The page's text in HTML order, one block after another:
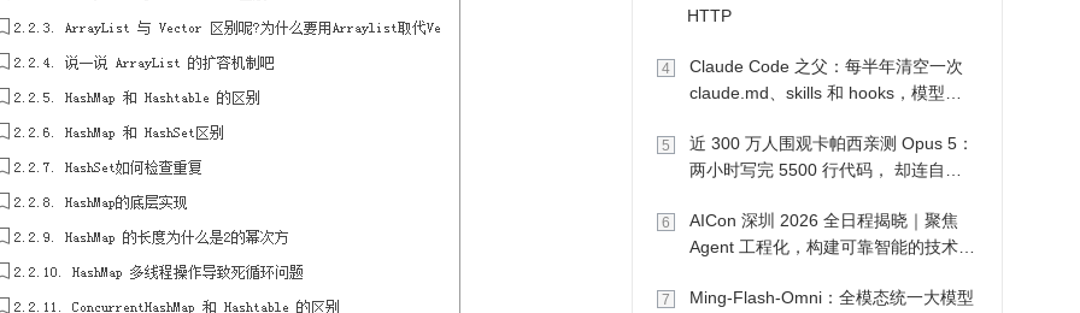
HTTP
4
Claude Code 之父：每半年清空一次
claude.md、skills 和 hooks，模型自
5
近 300 万人围观卡帕西亲测 Opus 5：
两小时写完 5500 行代码， 却连自己
6
AICon 深圳 2026 全日程揭晓｜聚焦
Agent 工程化，构建可靠智能的技术路
7
Ming-Flash-Omni：全模态统一大模型